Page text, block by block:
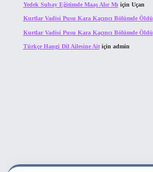
Yedek Subay Eğitimde Maaş Alır Mı için Uçan
Kurtlar Vadisi Pusu Kara Kaçıncı Bölümde Öldü
Kurtlar Vadisi Pusu Kara Kaçıncı Bölümde Öldü
Türkçe Hangi Dil Ailesine Aitiçin admin